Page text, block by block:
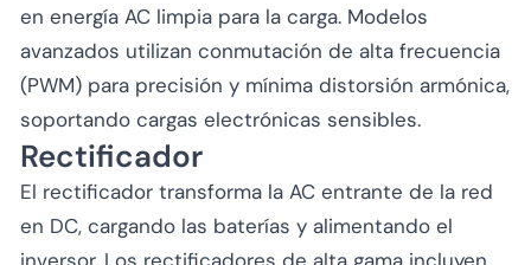
en energía AC limpia para la carga. Modelos
avanzados utilizan conmutación de alta frecuencia
(PWM) para precisión y mínima distorsión armónica,
soportando cargas electrónicas sensibles.
Rectificador
El rectificador transforma la AC entrante de la red
en DC, cargando las baterías y alimentando el
inversor. Los rectificadores de alta gama incluyen